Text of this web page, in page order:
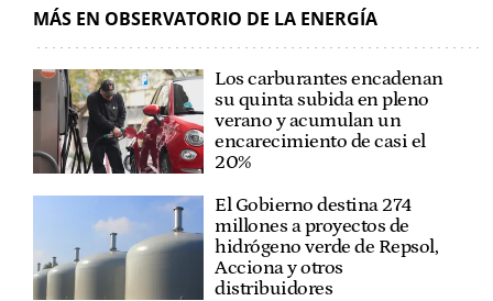
MÁS EN OBSERVATORIO DE LA ENERGÍA
Los carburantes encadenan
su quinta subida en pleno
verano y acumulan un
encarecimiento de casi el
20%
El Gobierno destina 274
millones a proyectos de
hidrógeno verde de Repsol,
Acciona y otros
distribuidores